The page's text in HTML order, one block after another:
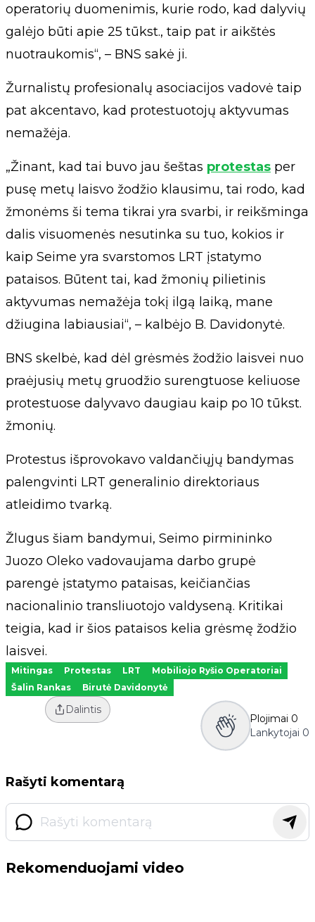
operatorių duomenimis, kurie rodo, kad dalyvių
galėjo būti apie 25 tūkst., taip pat ir aikštės
nuotraukomis“, – BNS sakė ji.
Žurnalistų profesionalų asociacijos vadovė taip
pat akcentavo, kad protestuotojų aktyvumas
nemažėja.
„Žinant, kad tai buvo jau šeštas protestas per
pusę metų laisvo žodžio klausimu, tai rodo, kad
žmonėms ši tema tikrai yra svarbi, ir reikšminga
dalis visuomenės nesutinka su tuo, kokios ir
kaip Seime yra svarstomos LRT įstatymo
pataisos. Būtent tai, kad žmonių pilietinis
aktyvumas nemažėja tokį ilgą laiką, mane
džiugina labiausiai“, – kalbėjo B. Davidonytė.
BNS skelbė, kad dėl grėsmės žodžio laisvei nuo
praėjusių metų gruodžio surengtuose keliuose
protestuose dalyvavo daugiau kaip po 10 tūkst.
žmonių.
Protestus išprovokavo valdančiųjų bandymas
palengvinti LRT generalinio direktoriaus
atleidimo tvarką.
Žlugus šiam bandymui, Seimo pirmininko
Juozo Oleko vadovaujama darbo grupė
parengė įstatymo pataisas, keičiančias
nacionalinio transliuotojo valdyseną. Kritikai
teigia, kad ir šios pataisos kelia grėsmę žodžio
laisvei.
Mitingas Protestas LRT
Mobiliojo Ryšio Operatoriai
Šalin Rankas
Birutė Davidonytė
Dalintis
Plojimai 0
Lankytojai 0
Rašyti komentarą
Rekomenduojami video